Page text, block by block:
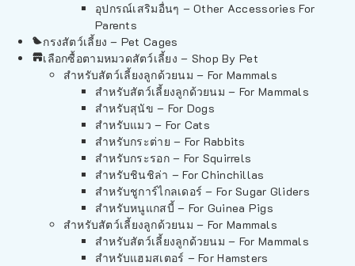
อุปกรณ์เสริมอื่นๆ – Other Accessories For
Parents
กรงสัตว์เลี้ยง – Pet Cages
เลือกซื้อตามหมวดสัตว์เลี้ยง – Shop By Pet
สำหรับสัตว์เลี้ยงลูกด้วยนม – For Mammals
สำหรับสัตว์เลี้ยงลูกด้วยนม – For Mammals
สำหรับสุนัข – For Dogs
สำหรับแมว – For Cats
สำหรับกระต่าย – For Rabbits
สำหรับกระรอก – For Squirrels
สำหรับชินชิล่า – For Chinchillas
สำหรับชูการ์ไกลเดอร์ – For Sugar Gliders
สำหรับหนูแกสบี้ – For Guinea Pigs
สำหรับสัตว์เลี้ยงลูกด้วยนม – For Mammals
สำหรับสัตว์เลี้ยงลูกด้วยนม – For Mammals
สำหรับแฮมสเตอร์ – For Hamsters